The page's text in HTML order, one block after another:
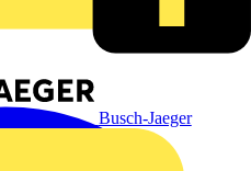
Busch-Jaeger